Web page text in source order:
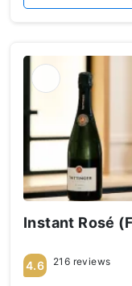
Instant Rosé
4.6 216 reviews